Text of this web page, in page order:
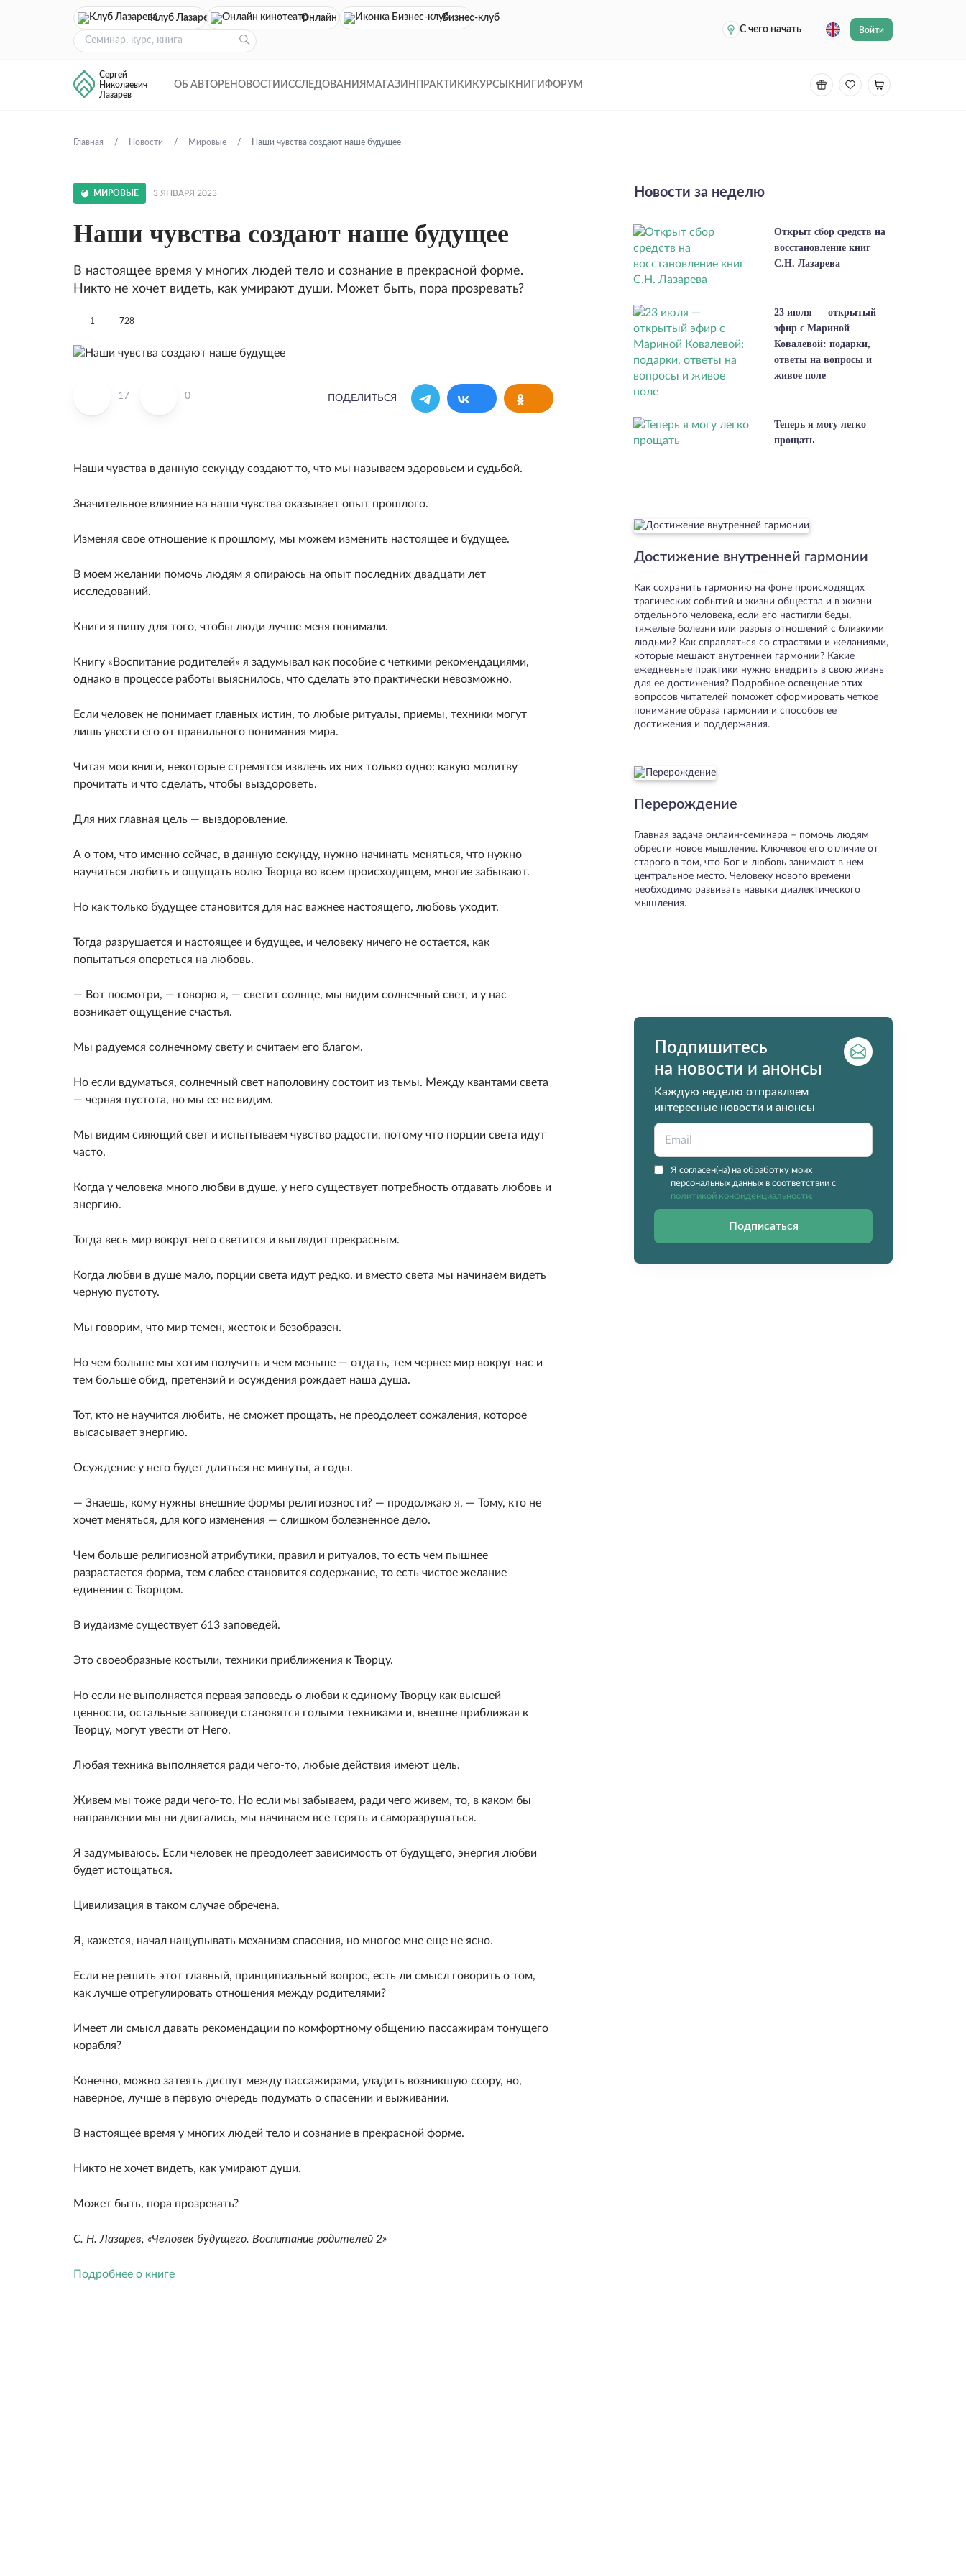
Клуб Лазарева Онлайн кинотеатр
Бизнес-клуб
С чего начать
Войти
Сергей
Николаевич
Лазарев
ОБ АВТОРЕ НОВОСТИ ИССЛЕДОВАНИЯ МАГАЗИН ПРАКТИКИ КУРСЫ КНИГИ ФОРУМ
Главная Новости Мировые Наши чувства создают наше будущее
МИРОВЫЕ 3 ЯНВАРЯ 2023
Наши чувства создают наше будущее
В настоящее время у многих людей тело и сознание в прекрасной форме.
Никто не хочет видеть, как умирают души. Может быть, пора прозревать?
1 728
17 0 ПОДЕЛИТЬСЯ
Наши чувства в данную секунду создают то, что мы называем здоровьем и судьбой.
Значительное влияние на наши чувства оказывает опыт прошлого.
Изменяя свое отношение к прошлому, мы можем из­менить настоящее и будущее.
В моем желании помочь людям я опираюсь на опыт последних двадцати лет
исследований.
Книги я пишу для того, чтобы люди лучше меня понимали.
Книгу «Воспитание родителей» я задумывал как по­собие с четкими рекомендациями,
однако в процессе работы выяснилось, что сделать это практически не­возможно.
Если человек не понимает главных истин, то лю­бые ритуалы, приемы, техники могут
лишь увести его от правильного понимания мира.
Читая мои кни­ги, некоторые стремятся извлечь их них только одно: какую молитву
прочитать и что сделать, чтобы вы­здороветь.
Для них главная цель — выздоровление.
А о том, что именно сейчас, в данную секунду, нуж­но начинать меняться, что нужно
научиться любить и ощущать волю Творца во всем происходящем, мно­гие забывают.
Но как только будущее становится для нас важнее настоящего, любовь уходит.
Тогда разрушается и настоящее и будущее, и человеку ни­чего не остается, как
попытаться опереться на лю­бовь.
— Вот посмотри, — говорю я, — светит солнце, мы видим солнечный свет, и у нас
возникает ощущение счастья.
Мы радуемся солнечному свету и считаем его благом.
Но если вдуматься, солнечный свет напо­ловину состоит из тьмы. Между квантами света
— черная пустота, но мы ее не видим.
Мы видим сияю­щий свет и испытываем чувство радости, потому что порции света идут
часто.
Когда у человека много любви в душе, у него существует потребность отда­вать любовь и
энергию.
Тогда весь мир вокруг него светится и выглядит прекрасным.
Когда любви в душе мало, порции света идут редко, и вместо света мы начинаем видеть
черную пустоту.
Мы говорим, что мир темен, жесток и безобразен.
Но чем больше мы хотим получить и чем меньше — отдать, тем чер­нее мир вокруг нас и
тем больше обид, претензий и осуждения рождает наша душа.
Тот, кто не научится любить, не сможет прощать, не преодолеет сожаления, которое
высасывает энер­гию.
Осуждение у него будет длиться не минуты, а годы.
— Знаешь, кому нужны внешние формы религиозно­сти? — продолжаю я, — Тому, кто не
хочет менять­ся, для кого изменения — слишком болезненное дело.
Чем больше религиозной атрибутики, правил и ритуалов, то есть чем пышнее
разрастается форма, тем слабее становится содержание, то есть чистое же­лание
единения с Творцом.
В иудаизме существует 613 заповедей.
Это своеоб­разные костыли, техники приближения к Творцу.
Но если не выполняется первая заповедь о любви к единому Творцу как высшей
ценности, остальные за­поведи становятся голыми техниками и, внешне при­ближая к
Творцу, могут увести от Него.
Любая тех­ника выполняется ради чего-то, любые действия име­ют цель.
Живем мы тоже ради чего-то. Но если мы забываем, ради чего живем, то, в каком бы
направле­нии мы ни двигались, мы начинаем все терять и саморазрушаться.
Я задумываюсь. Если человек не преодолеет зави­симость от будущего, энергия любви
будет истощать­ся.
Цивилизация в таком случае обречена.
Я, кажет­ся, начал нащупывать механизм спасения, но многое мне еще не ясно.
Если не решить этот главный, принципиальный вопрос, есть ли смысл говорить о том,
как лучше отрегулировать отношения между ро­дителями?
Имеет ли смысл давать рекомендации по комфортному общению пассажирам тонущего
кораб­ля?
Конечно, можно затеять диспут между пассажи­рами, уладить возникшую ссору, но,
наверное, луч­ше в первую очередь подумать о спасении и выжи­вании.
В настоящее время у многих людей тело и созна­ние в прекрасной форме.
Никто не хочет видеть, как умирают души.
Может быть, пора прозревать?
С. Н. Лазарев, «Человек будущего. Воспитание родителей 2»
Подробнее о книге
Новости за неделю
Открыт сбор средств на
восстановление книг
С.Н. Лазарева
23 июля — открытый
эфир с Мариной
Ковалевой: подарки,
ответы на вопросы и
живое поле
Теперь я могу легко
прощать
Достижение внутренней гармонии
Как сохранить гармонию на фоне происходящих
трагических событий и жизни общества и в жизни
отдельного человека, если его настигли беды,
тяжелые болезни или разрыв отношений с близкими
людьми? Как справляться со страстями и желаниями,
которые мешают внутренней гармонии? Какие
ежедневные практики нужно внедрить в свою жизнь
для ее достижения? Подробное освещение этих
вопросов читателей поможет сформировать четкое
понимание образа гармонии и способов ее
достижения и поддержания.
Перерождение
Главная задача онлайн-семинара – помочь людям
обрести новое мышление. Ключевое его отличие от
старого в том, что Бог и любовь занимают в нем
центральное место. Человеку нового времени
необходимо развивать навыки диалектического
мышления.
Подпишитесь
на новости и анонсы
Каждую неделю отправляем
интересные новости и анонсы
Я согласен(на) на обработку моих
персональных данных в соответствии с
политикой конфиденциальности.
Подписаться